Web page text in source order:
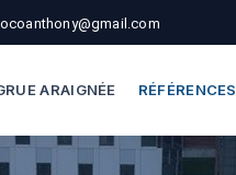
ARAIGNÉE RÉFÉRENCES